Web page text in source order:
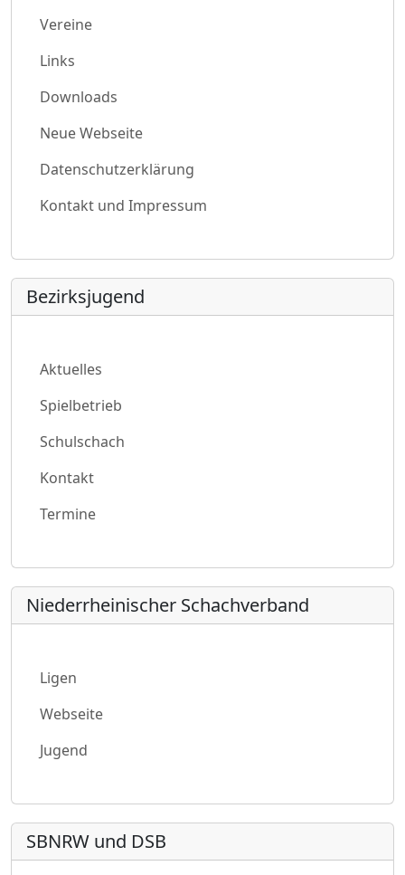
Vereine
Links
Downloads
Neue Webseite
Datenschutzerklärung
Kontakt und Impressum
Bezirksjugend
Aktuelles
Spielbetrieb
Schulschach
Kontakt
Termine
Niederrheinischer Schachverband
Ligen
Webseite
Jugend
SBNRW und DSB